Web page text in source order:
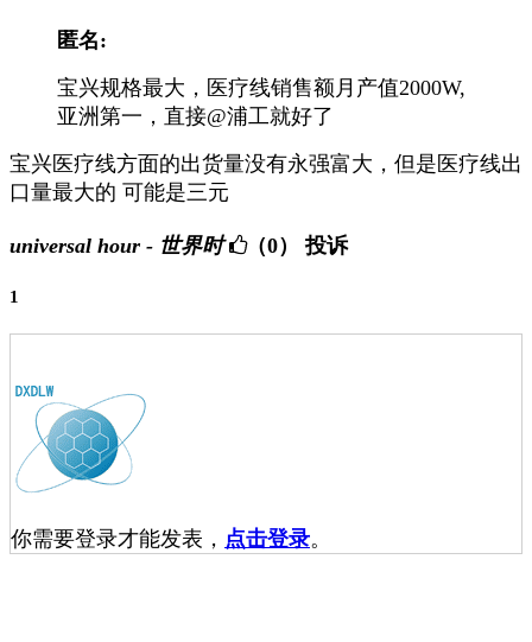
匿名:
宝兴规格最大，医疗线销售额月产值2000W,
亚洲第一，直接@浦工就好了
宝兴医疗线方面的出货量没有永强富大，但是医疗线出
口量最大的 可能是三元
universal hour - 世界时 （0） 投诉
1
你需要登录才能发表， 点击登录。